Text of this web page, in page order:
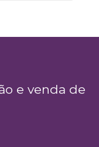
e venda de